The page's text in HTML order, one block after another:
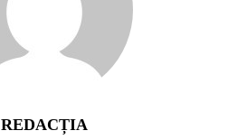
REDACȚIA